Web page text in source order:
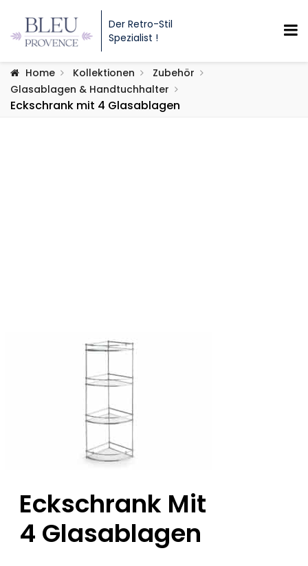
Der Retro-Stil
Spezialist !
Home Kollektionen
Zubehör
Glasablagen & Handtuchhalter
Eckschrank mit 4 Glasablagen
Eckschrank Mit
4 Glasablagen